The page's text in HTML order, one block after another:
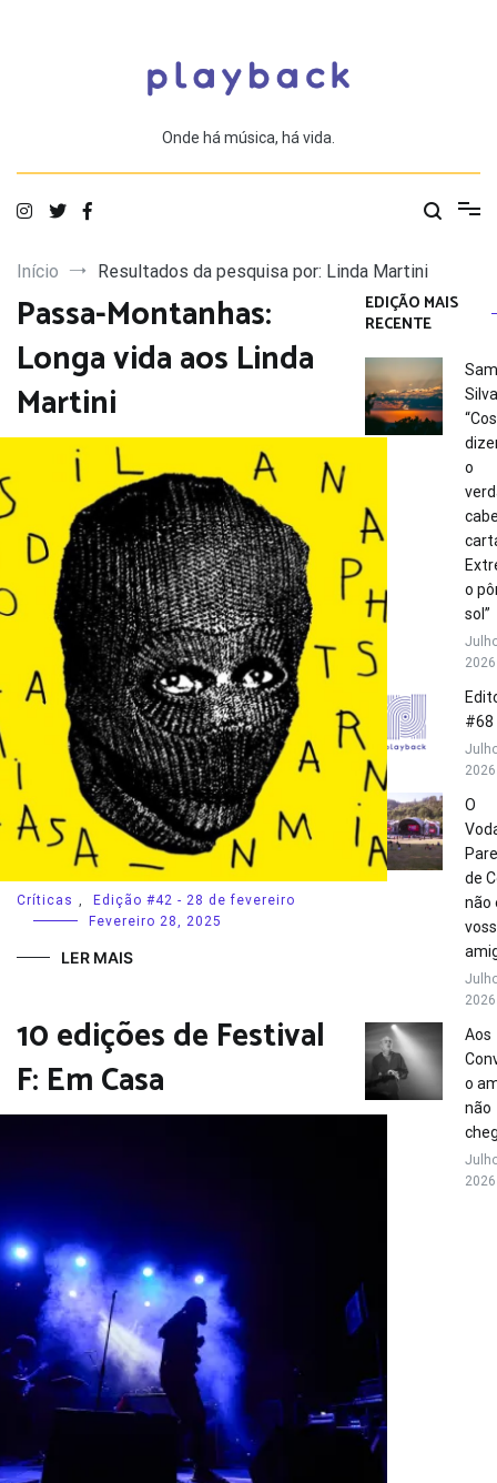
Onde há música, há vida.
Início Resultados da pesquisa por: Linda Martini
Passa-Montanhas:
Longa vida aos Linda
Martini
Críticas ,
Edição #42 - 28 de fevereiro
Fevereiro 28, 2025
LER MAIS
10 edições de Festival
F: Em Casa
EDIÇÃO MAIS
RECENTE
o
o
sol”
2026
#68
2026
O
de
não
2026
Aos
o
não
2026